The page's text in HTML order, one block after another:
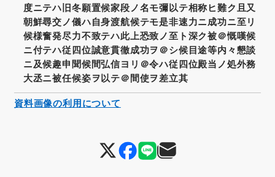
度ニテハ旧冬願置候家段ノ名モ彌以テ相称ヒ難ク且又
朝鮮尋交ノ儀ハ自身渡航候テモ是非速力ニ成功ニ至リ
候様奮発尽力不致テハ此上恐致ノ至ト深ク被＠慨嘆候
ニ付テハ従四位誠意貫徹成功ヲ＠シ候目途等内々懇談
ニ及候趣申聞候間弘信ヨリ＠令ハ従四位殿当ノ処外務
大丞ニ被任候姿ヲ以テ＠間使ヲ差立其
資料画像の利用について